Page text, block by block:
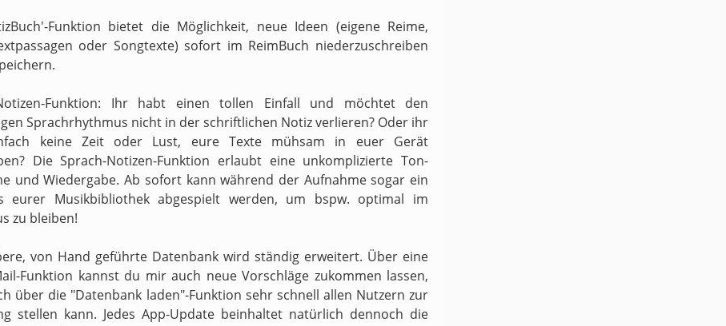
Funktion bietet die Möglichkeit, neue Ideen (eigene Reime,
oder Songtexte) sofort im ReimBuch niederzuschreiben
Funktion: Ihr habt einen tollen Einfall und möchtet den
Sprachrhythmus nicht in der schriftlichen Notiz verlieren? Oder ihr
keine Zeit oder Lust, eure Texte mühsam in euer Gerät
Die Sprach-Notizen-Funktion erlaubt eine unkomplizierte Ton-
und Wiedergabe. Ab sofort kann während der Aufnahme sogar ein
eurer Musikbibliothek abgespielt werden, um bspw. optimal im
zu bleiben!
von Hand geführte Datenbank wird ständig erweitert. Über eine
Funktion kannst du mir auch neue Vorschläge zukommen lassen,
über die "Datenbank laden"-Funktion sehr schnell allen Nutzern zur
stellen kann. Jedes App-Update beinhaltet natürlich dennoch die